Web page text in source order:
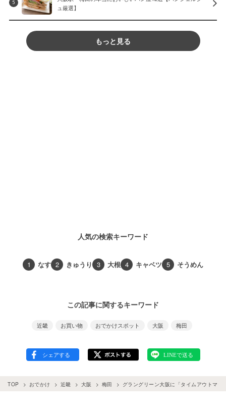
5
ュ厳選】
もっと見る
人気の検索キーワード
1 なす 2 きゅうり 3 大根 4 キャベツ 5 そうめん
この記事に関するキーワード
近畿 お買い物 おでかけスポット 大阪 梅田
TOP おでかけ 近畿 大阪 梅田 グラングリーン大阪に「タイムアウトマ